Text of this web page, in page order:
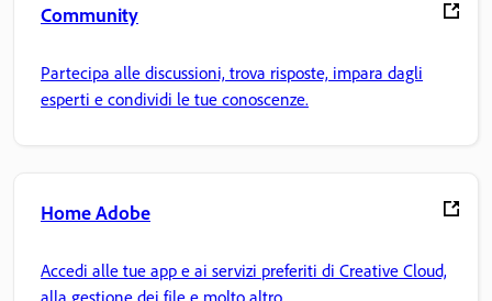
Community
Partecipa alle discussioni, trova risposte, impara dagli
esperti e condividi le tue conoscenze.
Home Adobe
Accedi alle tue app e ai servizi preferiti di Creative Cloud,
alla gestione dei file e molto altro.